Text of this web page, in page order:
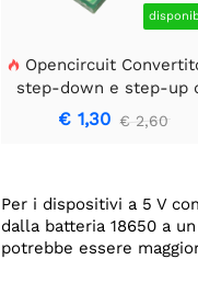
 Opencircuit
step-down e step-up
3,3 V
€ 1,30 € 2,60
Per i dispositivi a 5 V
dalla batteria 18650 a
potrebbe essere